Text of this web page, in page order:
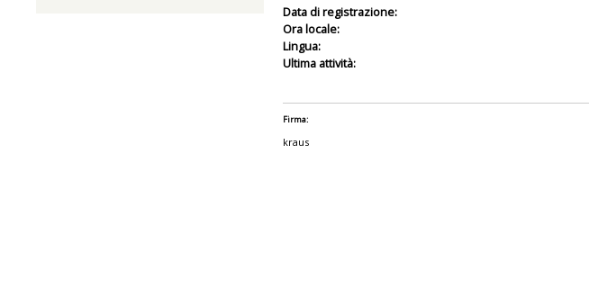
Data di registrazione:
Ora locale:
Lingua:
Ultima attività:
Firma:
kraus